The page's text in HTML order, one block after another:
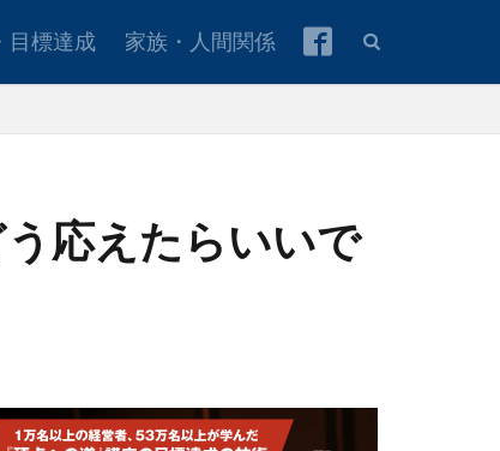
目標達成 家族・人間関係
応えたらいいで